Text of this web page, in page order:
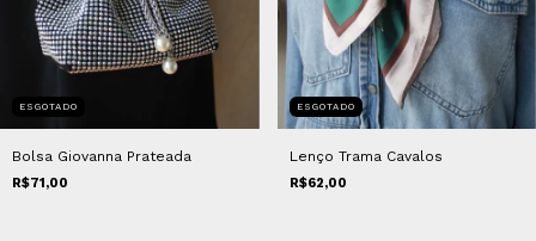
ESGOTADO
Bolsa Giovanna Prateada
R$71,00
ESGOTADO
Lenço Trama Cavalos
R$62,00